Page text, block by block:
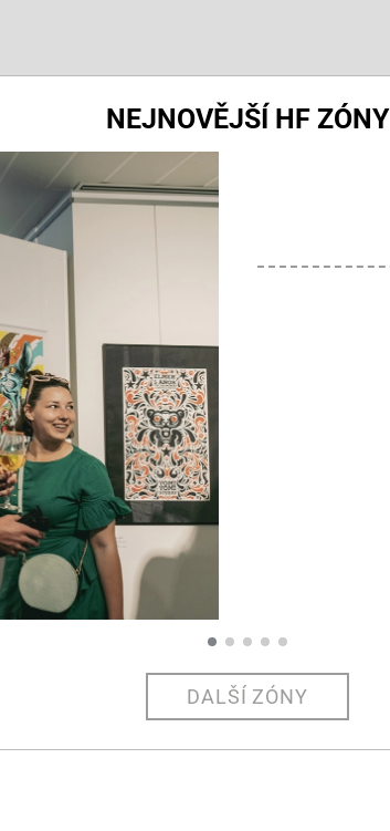
NEJNOVĚJŠÍ HF ZÓNY
DALŠÍ ZÓNY